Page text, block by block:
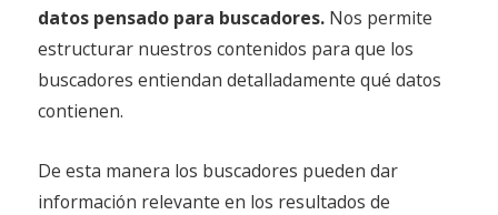
datos pensado para buscadores.Nos permite
estructurar nuestros contenidos para que los
buscadores entiendan detalladamente qué datos
contienen.
De esta manera los buscadores pueden dar
información relevante en los resultados de